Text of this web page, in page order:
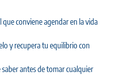
conviene agendar en la vida
y recupera tu equilibrio con
antes de tomar cualquier